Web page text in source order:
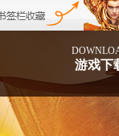
游戏下